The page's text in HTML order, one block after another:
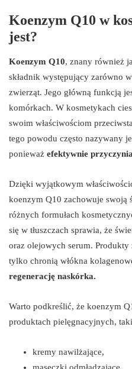
Koenzym Q10 w
jest?
Koenzym Q10, znany również
składnik występujący zarówno
zwierząt. Jego główną funkcją
komórkach. W kosmetykach
swoim właściwościom
tego powodu często nazywany
ponieważ efektywnie
Dzięki wyjątkowym
koenzym Q10 zachowuje swoją
różnych formułach
się w tłuszczach sprawia, że
oraz olejowych serum. Produkty
tylko chronią włókna
regenerację naskórka.
Warto podkreślić, że koenzym
produktach pielęgnacyjnych,
kremy nawilżające,
maseczki odmładzające,